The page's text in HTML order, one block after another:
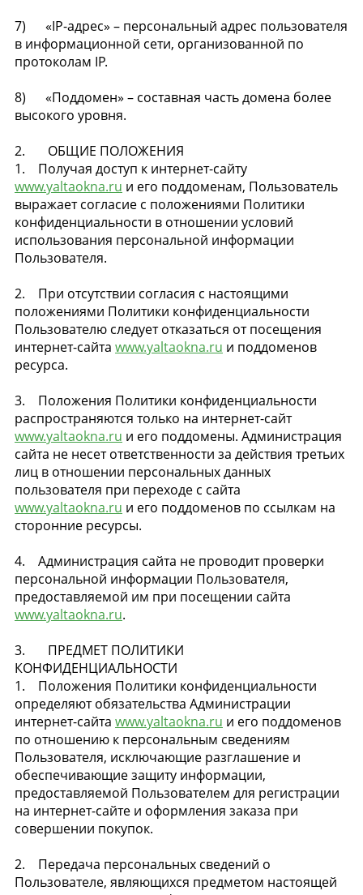
7) «IP-адрес» – персональный адрес пользователя
в информационной сети, организованной по
протоколам IP.
8) «Поддомен» – составная часть домена более
высокого уровня.
2. ОБЩИЕ ПОЛОЖЕНИЯ
1. Получая доступ к интернет-сайту
www.yaltaokna.ru и его поддоменам, Пользователь
выражает согласие с положениями Политики
конфиденциальности в отношении условий
использования персональной информации
Пользователя.
2. При отсутствии согласия с настоящими
положениями Политики конфиденциальности
Пользователю следует отказаться от посещения
интернет-сайта www.yaltaokna.ru и поддоменов
ресурса.
3. Положения Политики конфиденциальности
распространяются только на интернет-сайт
www.yaltaokna.ru и его поддомены. Администрация
сайта не несет ответственности за действия третьих
лиц в отношении персональных данных
пользователя при переходе с сайта
www.yaltaokna.ru и его поддоменов по ссылкам на
сторонние ресурсы.
4. Администрация сайта не проводит проверки
персональной информации Пользователя,
предоставляемой им при посещении сайта
www.yaltaokna.ru.
3. ПРЕДМЕТ ПОЛИТИКИ
КОНФИДЕНЦИАЛЬНОСТИ
1. Положения Политики конфиденциальности
определяют обязательства Администрации
интернет-сайта www.yaltaokna.ru и его поддоменов
по отношению к персональным сведениям
Пользователя, исключающие разглашение и
обеспечивающие защиту информации,
предоставляемой Пользователем для регистрации
на интернет-сайте и оформления заказа при
совершении покупок.
2. Передача персональных сведений о
Пользователе, являющихся предметом настоящей